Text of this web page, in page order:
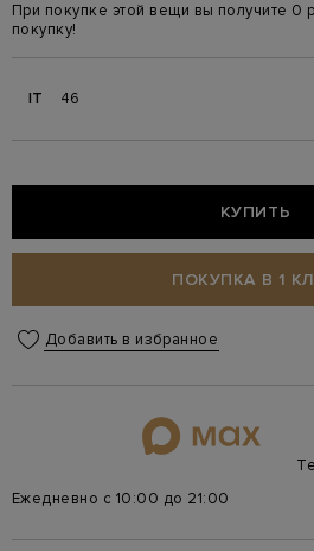
При покупке этой вещи вы получите 0
покупку!
IT 46
КУПИТЬ
ПОКУПКА В 1
Добавить в избранное
Ежедневно с 10:00 до 21:00